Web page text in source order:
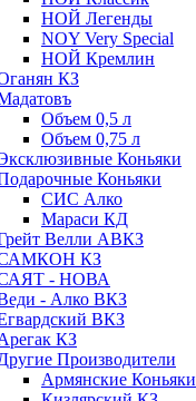
НОЙ Легенды
NOY Very Speсial
НОЙ Кремлин
КЗ
Объем 0,5 л
Объем 0,75 л
Коньяки
Коньяки
СИС Алко
Мараси КД
Велли АВКЗ
КЗ
- НОВА
- Алко ВКЗ
ВКЗ
КЗ
Производители
Армянские Коньяки